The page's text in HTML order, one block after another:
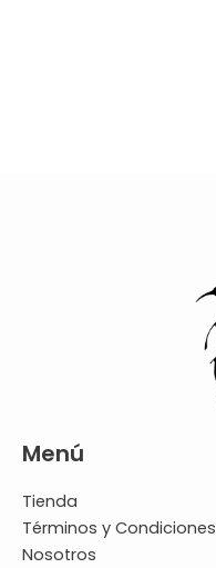
Menú
Tienda
Términos y Condiciones
Nosotros